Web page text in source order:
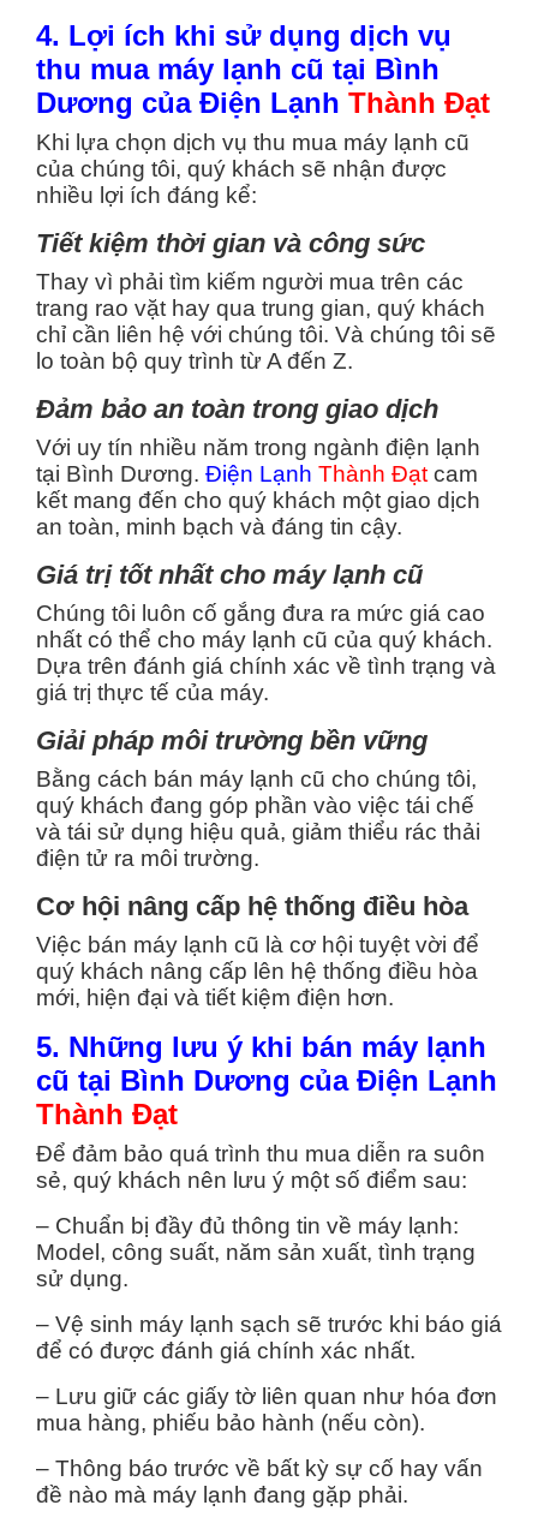
4. Lợi ích khi sử dụng dịch vụ
thu mua máy lạnh cũ tại Bình
Dương của Điện Lạnh Thành Đạt
Khi lựa chọn dịch vụ thu mua máy lạnh cũ
của chúng tôi, quý khách sẽ nhận được
nhiều lợi ích đáng kể:
Tiết kiệm thời gian và công sức
Thay vì phải tìm kiếm người mua trên các
trang rao vặt hay qua trung gian, quý khách
chỉ cần liên hệ với chúng tôi. Và chúng tôi sẽ
lo toàn bộ quy trình từ A đến Z.
Đảm bảo an toàn trong giao dịch
Với uy tín nhiều năm trong ngành điện lạnh
tại Bình Dương. Điện Lạnh Thành Đạt cam
kết mang đến cho quý khách một giao dịch
an toàn, minh bạch và đáng tin cậy.
Giá trị tốt nhất cho máy lạnh cũ
Chúng tôi luôn cố gắng đưa ra mức giá cao
nhất có thể cho máy lạnh cũ của quý khách.
Dựa trên đánh giá chính xác về tình trạng và
giá trị thực tế của máy.
Giải pháp môi trường bền vững
Bằng cách bán máy lạnh cũ cho chúng tôi,
quý khách đang góp phần vào việc tái chế
và tái sử dụng hiệu quả, giảm thiểu rác thải
điện tử ra môi trường.
Cơ hội nâng cấp hệ thống điều hòa
Việc bán máy lạnh cũ là cơ hội tuyệt vời để
quý khách nâng cấp lên hệ thống điều hòa
mới, hiện đại và tiết kiệm điện hơn.
5. Những lưu ý khi bán máy lạnh
cũ tại Bình Dương của Điện Lạnh
Thành Đạt
Để đảm bảo quá trình thu mua diễn ra suôn
sẻ, quý khách nên lưu ý một số điểm sau:
– Chuẩn bị đầy đủ thông tin về máy lạnh:
Model, công suất, năm sản xuất, tình trạng
sử dụng.
– Vệ sinh máy lạnh sạch sẽ trước khi báo giá
để có được đánh giá chính xác nhất.
– Lưu giữ các giấy tờ liên quan như hóa đơn
mua hàng, phiếu bảo hành (nếu còn).
– Thông báo trước về bất kỳ sự cố hay vấn
đề nào mà máy lạnh đang gặp phải.